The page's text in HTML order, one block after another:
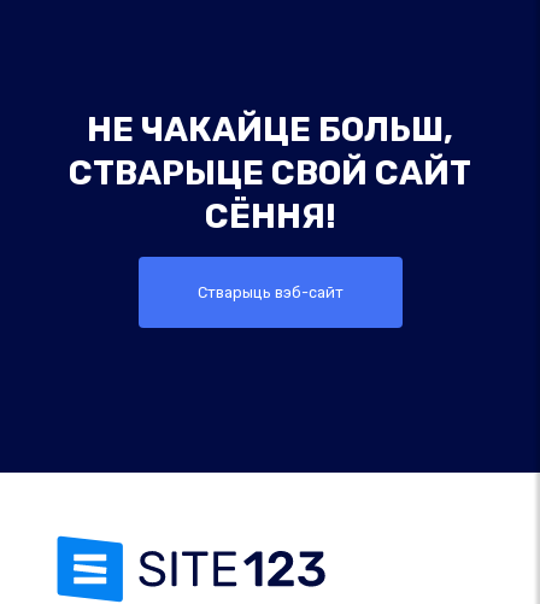
НЕ ЧАКАЙЦЕ БОЛЬШ,
СТВАРЫЦЕ СВОЙ САЙТ
СЁННЯ!
Стварыць вэб-сайт